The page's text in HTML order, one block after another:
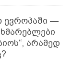
ევროპაში —
არამედ